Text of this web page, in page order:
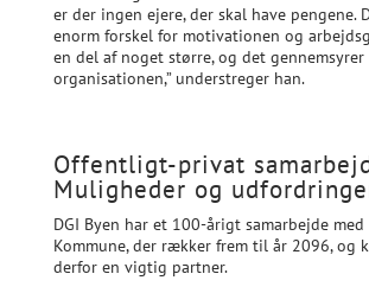
er der ingen ejere, der skal have pengene.
enorm forskel for motivationen og
en del af noget større, og det gennemsyrer
organisationen,” understreger han.
Offentligt-privat
Muligheder og
DGI Byen har et 100-årigt samarbejde med
Kommune, der rækker frem til år 2096, og
derfor en vigtig partner.